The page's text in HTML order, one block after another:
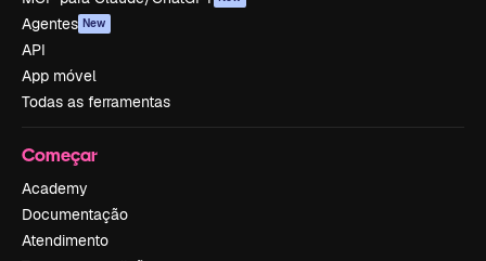
Agentes New
API
App móvel
Todas as ferramentas
Começar
Academy
Documentação
Atendimento